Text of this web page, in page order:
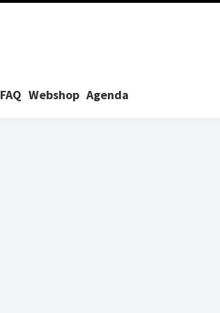
FAQ Webshop Agenda